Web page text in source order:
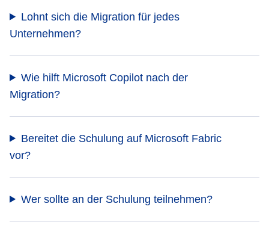
Lohnt sich die Migration für jedes
Unternehmen?
Wie hilft Microsoft Copilot nach der
Migration?
Bereitet die Schulung auf Microsoft Fabric
vor?
Wer sollte an der Schulung teilnehmen?